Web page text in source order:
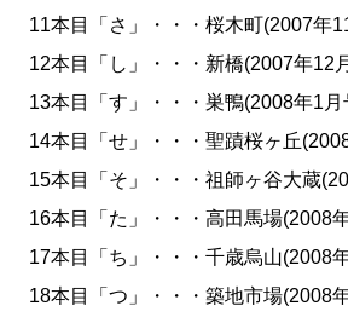
11本目「さ」・・・桜木町(2007年
12本目「し」・・・新橋(2007年12
13本目「す」・・・巣鴨(2008年1月
14本目「せ」・・・聖蹟桜ヶ丘
15本目「そ」・・・祖師ヶ谷大蔵
16本目「た」・・・高田馬場(2008
17本目「ち」・・・千歳烏山(2008
18本目「つ」・・・築地市場(2008